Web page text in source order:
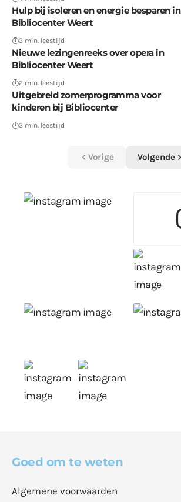
Hulp bij isoleren en energie besparen in
Bibliocenter Weert
3 min. leestijd
Nieuwe lezingenreeks over opera in
Bibliocenter Weert
2 min. leestijd
Uitgebreid zomerprogramma voor
kinderen bij Bibliocenter
3 min. leestijd
Vorige Volgende
Goed om te weten
Algemene voorwaarden